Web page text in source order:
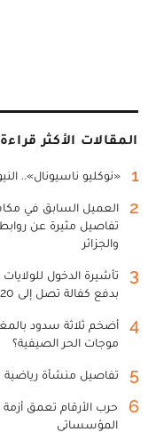
المقالات الأكثر قراءة
1 «نوكليو ناسيونال»..
2
العميل السابق في
تفاصيل مثيرة عن روابط
والجزائر
3
بدفع كفالة تصل إلى 20 ألف دولار
4
أضخم ثلاثة سدود
موجات الحر الصيفية؟
5 تفاصيل منشأة رياضية
6
حرب الأرقام تعمق
المؤسساتي